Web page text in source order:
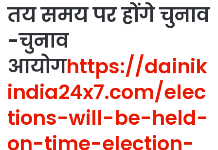
तय समय पर होंगे चुनाव
-चुनाव
आयोगhttps://dainik
india24x7.com/elec
tions-will-be-held-
on-time-election-